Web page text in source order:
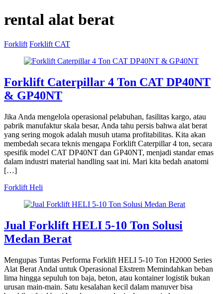
rental alat berat
Forklift Forklift CAT
Forklift Caterpillar 4 Ton CAT DP40NT
& GP40NT
Jika Anda mengelola operasional pelabuhan, fasilitas kargo, atau
pabrik manufaktur skala besar, Anda tahu persis bahwa alat berat
yang sering mogok adalah musuh utama profitabilitas. Kita akan
membedah secara teknis mengapa Forklift Caterpillar 4 ton, secara
spesifik model CAT DP40NT dan GP40NT, menjadi standar emas
dalam industri material handling saat ini. Mari kita bedah anatomi
[…]
Forklift Heli
Jual Forklift HELI 5-10 Ton Solusi
Medan Berat
Mengupas Tuntas Performa Forklift HELI 5-10 Ton H2000 Series
Alat Berat Andal untuk Operasional Ekstrem Memindahkan beban
lima hingga sepuluh ton baja, beton, atau kontainer logistik bukan
urusan main-main. Satu kesalahan kecil dalam manuver bisa